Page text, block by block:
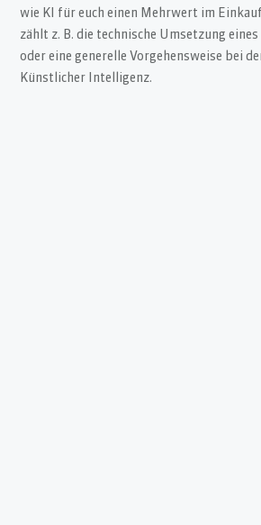
wie KI für euch einen Mehrwert im
zählt z. B. die technische Umsetzung
oder eine generelle Vorgehensweise bei
Künstlicher Intelligenz.